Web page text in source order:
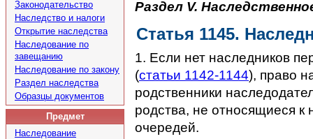
Законодательство
Наследство и налоги
Открытие наследства
Наследование по
завещанию
Наследование по закону
Раздел наследства
Образцы документов
Предмет
Наследование
Раздел V.
Статья 1145.
1. Если нет наследников
(статьи 1142-1144), право
родственники
родства, не относящиеся
очередей.